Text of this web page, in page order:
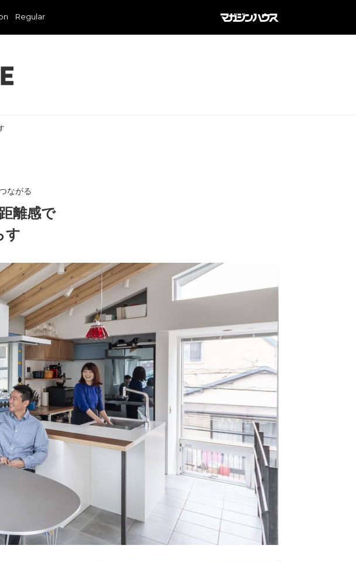
Regular
ながる
離感で
す